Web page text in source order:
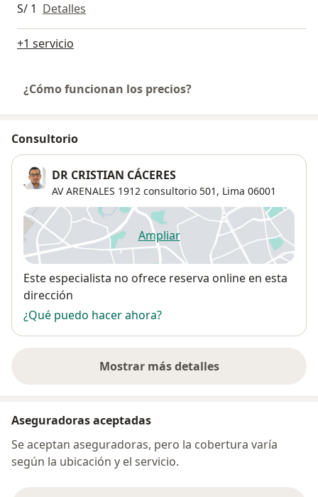
S/ 1 Detalles
+1 servicio
¿Cómo funcionan los precios?
Consultorio
DR CRISTIAN CÁCERES
AV ARENALES 1912 consultorio 501, Lima 06001
Ampliarse abre en una nueva
Disponibilidad
Este especialista no ofrece reserva online en esta
dirección
¿Qué puedo hacer ahora?
Mostrar más detalles
sobre la dirección
Aseguradoras aceptadas
Se aceptan aseguradoras, pero la cobertura varía
según la ubicación y el servicio.